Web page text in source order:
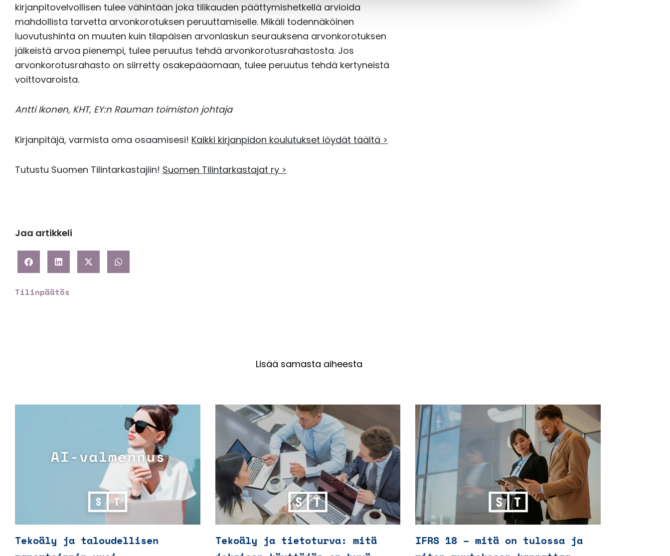
kirjanpitovelvollisen tulee vähintään joka tilikauden päättymishetkellä arvioida
mahdollista tarvetta arvonkorotuksen peruuttamiselle. Mikäli todennäköinen
luovutushinta on muuten kuin tilapäisen arvonlaskun seurauksena arvonkorotuksen
jälkeistä arvoa pienempi, tulee peruutus tehdä arvonkorotusrahastosta. Jos
arvonkorotusrahasto on siirretty osakepääomaan, tulee peruutus tehdä kertyneistä
voittovaroista.
Antti Ikonen, KHT, EY:n Rauman toimiston johtaja
Kirjanpitäjä, varmista oma osaamisesi! Kaikki kirjanpidon koulutukset löydät täältä >
Tutustu Suomen Tilintarkastajiin! Suomen Tilintarkastajat ry >
Jaa artikkeli
Tilinpäätös
Lisää samasta aiheesta
Tekoäly ja taloudellisen
Tekoäly ja tietoturva: mitä
IFRS 18 – mitä on tulossa ja